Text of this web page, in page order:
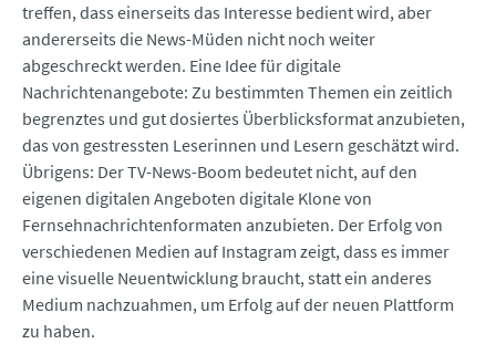
treffen, dass einerseits das Interesse bedient wird, aber
andererseits die News-Müden nicht noch weiter
abgeschreckt werden. Eine Idee für digitale
Nachrichtenangebote: Zu bestimmten Themen ein zeitlich
begrenztes und gut dosiertes Überblicksformat anzubieten,
das von gestressten Leserinnen und Lesern geschätzt wird.
Übrigens: Der TV-News-Boom bedeutet nicht, auf den
eigenen digitalen Angeboten digitale Klone von
Fernsehnachrichtenformaten anzubieten. Der Erfolg von
verschiedenen Medien auf Instagram zeigt, dass es immer
eine visuelle Neuentwicklung braucht, statt ein anderes
Medium nachzuahmen, um Erfolg auf der neuen Plattform
zu haben.